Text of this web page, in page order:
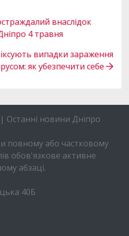
внаслідок
4 травня
випадки зараження
як убезпечити себе
новини Дніпро
повному або частковому
обов'язкове активне
абзаці.
40Б